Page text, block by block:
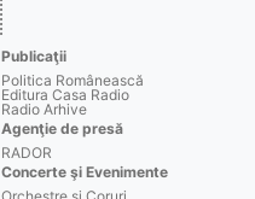
Publicaţii
Politica Românească
Editura Casa Radio
Radio Arhive
Agenţie de presă
RADOR
Concerte şi Evenimente